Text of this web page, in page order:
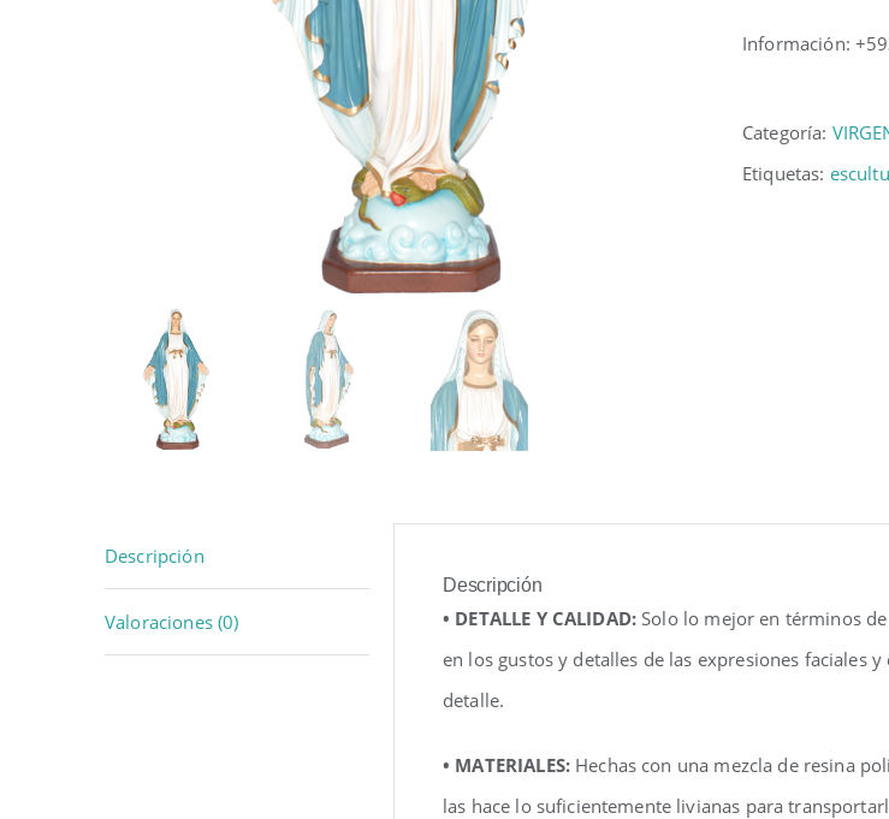
Información:
Categoría:
Etiquetas:
Descripción
Valoraciones (0)
Descripción
• DETALLE Y CALIDAD: Solo lo mejor en términos
en los gustos y detalles de las expresiones faciales
detalle.
• MATERIALES:Hechas con una mezcla de resina
las hace lo suficientemente livianas para